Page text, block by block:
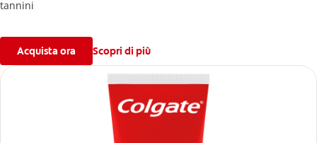
tannini
Acquista ora Scopri di più